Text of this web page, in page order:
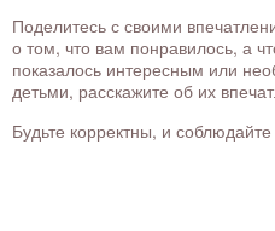
Поделитесь с своими
о том, что вам понравилось, а
показалось интересным или
детьми, расскажите об их
Будьте корректны, и